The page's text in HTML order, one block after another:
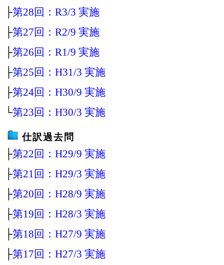
├第28回：R3/3 実施
├第27回：R2/9 実施
├第26回：R1/9 実施
├第25回：H31/3 実施
├第24回：H30/9 実施
└第23回：H30/3 実施
仕訳過去問
├第22回：H29/9 実施
├第21回：H29/3 実施
├第20回：H28/9 実施
├第19回：H28/3 実施
├第18回：H27/9 実施
├第17回：H27/3 実施